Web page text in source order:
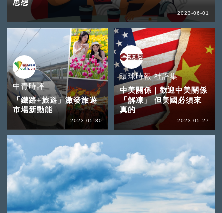
思想
2023-06-01
中青時評
「鐵路+旅遊」激發旅遊
市場新動能
2023-05-30
環球時報 社評集
中美關係｜歡迎中美關係
「解凍」 但美國必須來
真的
2023-05-27